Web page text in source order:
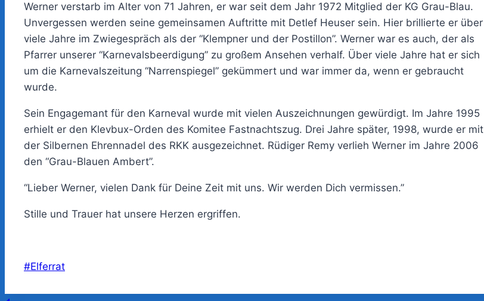
Werner verstarb im Alter von 71 Jahren, er war seit dem Jahr 1972 Mitglied der KG Grau-Blau.
Unvergessen werden seine gemeinsamen Auftritte mit Detlef Heuser sein. Hier brillierte er über
viele Jahre im Zwiegespräch als der “Klempner und der Postillon”. Werner war es auch, der als
Pfarrer unserer “Karnevalsbeerdigung” zu großem Ansehen verhalf. Über viele Jahre hat er sich
um die Karnevalszeitung “Narrenspiegel” gekümmert und war immer da, wenn er gebraucht
wurde.
Sein Engagemant für den Karneval wurde mit vielen Auszeichnungen gewürdigt. Im Jahre 1995
erhielt er den Klevbux-Orden des Komitee Fastnachtszug. Drei Jahre später, 1998, wurde er mit
der Silbernen Ehrennadel des RKK ausgezeichnet. Rüdiger Remy verlieh Werner im Jahre 2006
den “Grau-Blauen Ambert”.
“Lieber Werner, vielen Dank für Deine Zeit mit uns. Wir werden Dich vermissen.”
Stille und Trauer hat unsere Herzen ergriffen.
Schlagworte:
#Elferrat